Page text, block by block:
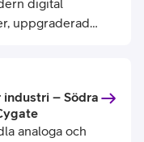
digital
uppgraderad
– Södra
analoga och